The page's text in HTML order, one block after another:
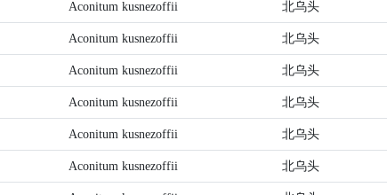
Aconitum kusnezoffii 北乌头
Aconitum kusnezoffii 北乌头
Aconitum kusnezoffii 北乌头
Aconitum kusnezoffii 北乌头
Aconitum kusnezoffii 北乌头
Aconitum kusnezoffii 北乌头